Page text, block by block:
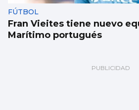
FÚTBOL
Fran Vieites tiene nuevo
Marítimo portugués